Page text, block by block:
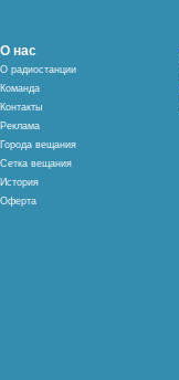
О нас
О радиостанции
Команда
Контакты
Реклама
Города вещания
Сетка вещания
История
Оферта